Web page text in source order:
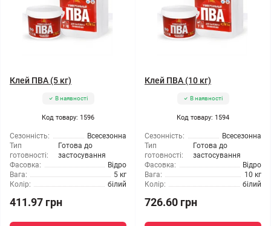
Клей ПВА (5 кг)
В наявності
Код товару: 1596
Сезонність:
Всесезонна
Тип
готовності:
Готова до
застосування
Фасовка:
Відро
Вага:
5 кг
Колір:
білий
411.97 грн
Клей ПВА (10 кг)
В наявності
Код товару: 1594
Сезонність:
Всесезонна
Тип
готовності:
Готова до
застосування
Фасовка:
Відро
Вага:
10 кг
Колір:
білий
726.60 грн